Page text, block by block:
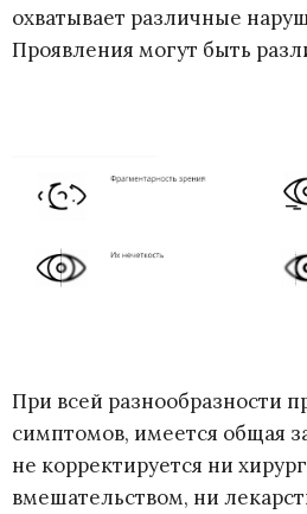
охватывает различные
Проявления могут быть
При всей разнообразности
симптомов, имеется общая
не корректируется ни
вмешательством, ни